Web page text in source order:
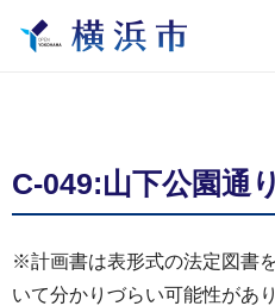
C-049:山下公園通
※計画書は表形式の法定図書
いて分かりづらい可能性があ